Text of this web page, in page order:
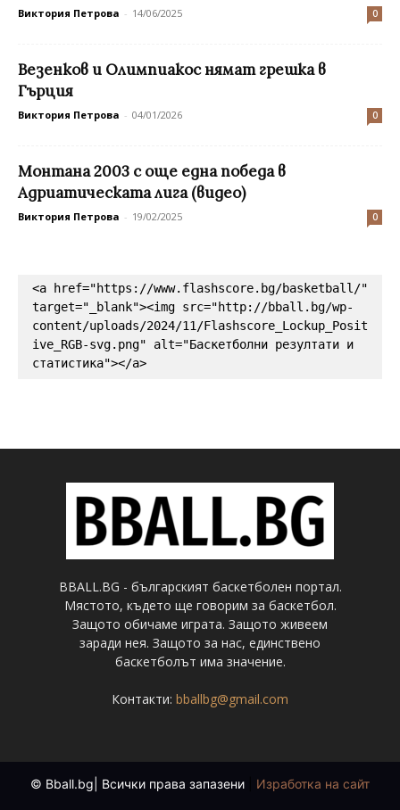
Виктория Петрова - 14/06/2025 0
Везенков и Олимпиакос нямат грешка в
Гърция
Виктория Петрова - 04/01/2026 0
Монтана 2003 с още една победа в
Адриатическата лига (видео)
Виктория Петрова - 19/02/2025 0
<a href="https://www.flashscore.bg/basketball/"
target="_blank"><img src="http://bball.bg/wp-
content/uploads/2024/11/Flashscore_Lockup_Posit
ive_RGB-svg.png" alt="Баскетболни резултати и
статистика"></a>
BBALL.BG - българският баскетболен портал.
Мястото, където ще говорим за баскетбол.
Защото обичаме играта. Защото живеем
заради нея. Защото за нас, единствено
баскетболът има значение.
Контакти: bballbg@gmail.com
© Bball.bg| Всички права запазени Изработка на сайт